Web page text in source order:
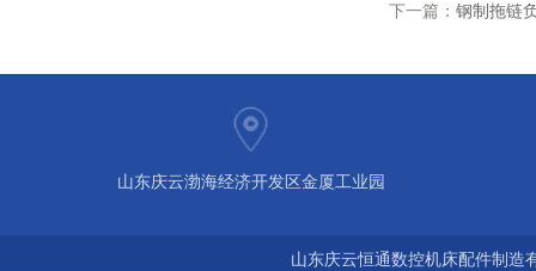
下一篇： 钢制拖链
山东庆云渤海经济开发区金厦工业园
山东庆云恒通数控机床配件制